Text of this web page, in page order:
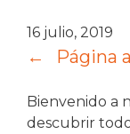
16 julio, 2019
← Página
Bienvenido a
descubrir